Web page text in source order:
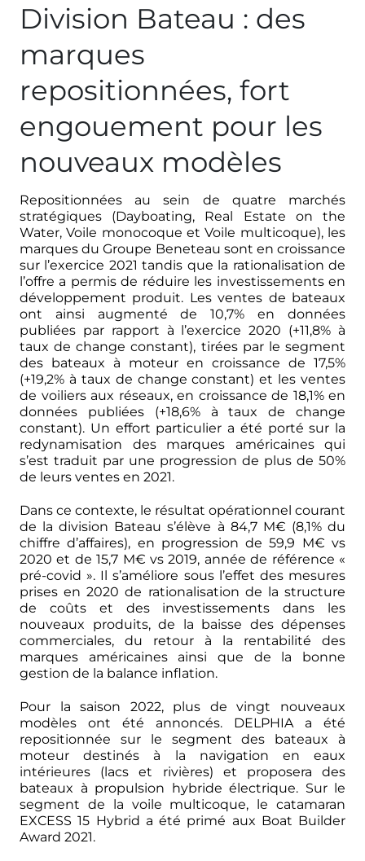
Division Bateau : des
marques
repositionnées, fort
engouement pour les
nouveaux modèles
Repositionnées au sein de quatre marchés
stratégiques (Dayboating, Real Estate on the
Water, Voile monocoque et Voile multicoque), les
marques du Groupe Beneteau sont en croissance
sur l’exercice 2021 tandis que la rationalisation de
l’offre a permis de réduire les investissements en
développement produit. Les ventes de bateaux
ont ainsi augmenté de 10,7% en données
publiées par rapport à l’exercice 2020 (+11,8% à
taux de change constant), tirées par le segment
des bateaux à moteur en croissance de 17,5%
(+19,2% à taux de change constant) et les ventes
de voiliers aux réseaux, en croissance de 18,1% en
données publiées (+18,6% à taux de change
constant). Un effort particulier a été porté sur la
redynamisation des marques américaines qui
s’est traduit par une progression de plus de 50%
de leurs ventes en 2021.
Dans ce contexte, le résultat opérationnel courant
de la division Bateau s’élève à 84,7 M€ (8,1% du
chiffre d’affaires), en progression de 59,9 M€ vs
2020 et de 15,7 M€ vs 2019, année de référence «
pré-covid ». Il s’améliore sous l’effet des mesures
prises en 2020 de rationalisation de la structure
de coûts et des investissements dans les
nouveaux produits, de la baisse des dépenses
commerciales, du retour à la rentabilité des
marques américaines ainsi que de la bonne
gestion de la balance inflation.
Pour la saison 2022, plus de vingt nouveaux
modèles ont été annoncés. DELPHIA a été
repositionnée sur le segment des bateaux à
moteur destinés à la navigation en eaux
intérieures (lacs et rivières) et proposera des
bateaux à propulsion hybride électrique. Sur le
segment de la voile multicoque, le catamaran
EXCESS 15 Hybrid a été primé aux Boat Builder
Award 2021.